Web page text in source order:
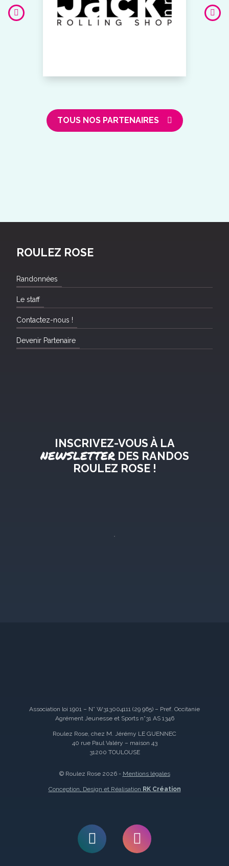
TOUS NOS PARTENAIRES
ROULEZ ROSE
Randonnées
Le staff
Contactez-nous !
Devenir Partenaire
INSCRIVEZ-VOUS À LA
NEWSLETTERDES RANDOS
ROULEZ ROSE !
Association loi 1901 – N° W313004111 (29 965) – Pref. Occitanie
Agrément Jeunesse et Sports n°31 AS 1346
Roulez Rose, chez M. Jérémy LE GUENNEC
40 rue Paul Valéry – maison 43
31200 TOULOUSE
© Roulez Rose 2026 - Mentions légales
Conception, Design et Réalisation RK Création